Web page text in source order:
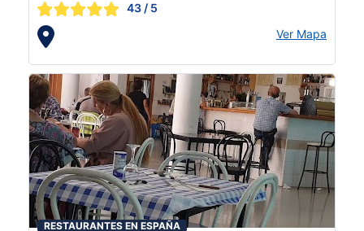
43 / 5
Ver Mapa
RESTAURANTES EN ESPAÑA